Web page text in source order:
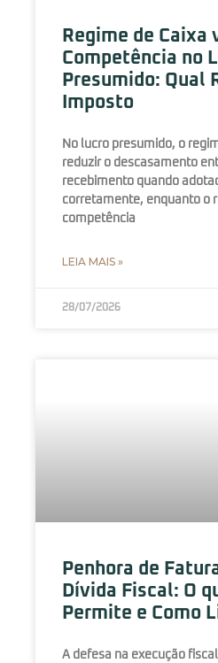
Regime de Caixa
Competência no
Presumido: Qual
Imposto
No lucro presumido, o
reduzir o descasamento
recebimento quando
corretamente, enquanto o
competência
LEIA MAIS »
28/07/2026
Penhora de
Dívida Fiscal: O
Permite e Como
A defesa na execução